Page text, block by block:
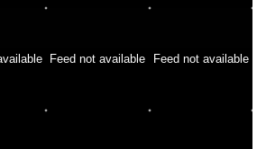
Feed not available Feed not available